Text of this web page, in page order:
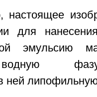
настоящее
для
эмульсию
ней